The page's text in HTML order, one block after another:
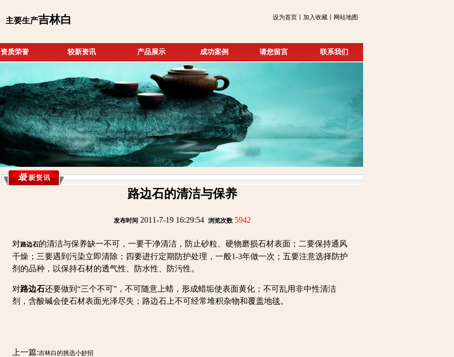
主要生产吉林白 设为首页丨加入收藏丨网站地图
资质荣誉 较新资讯 产品展示 成功案例 请您留言 联系我们
路边石的清洁与保养
发布时间 2011-7-19 16:29:54: 浏览次数: 5942
对路边石的清洁与保养缺一不可，一要干净清洁，防止砂粒、硬物磨损石材表面；二要保持通风
干燥；三要遇到污染立即清除；四要进行定期防护处理，一般1-3年做一次；五要注意选择防护
剂的品种，以保持石材的透气性、防水性、防污性。
对路边石还要做到“三个不可”，不可随意上蜡，形成蜡垢使表面黄化；不可乱用非中性清洁
剂，含酸碱会使石材表面光泽尽失；路边石上不可经常堆积杂物和覆盖地毯。
上一篇:吉林白的挑选小妙招